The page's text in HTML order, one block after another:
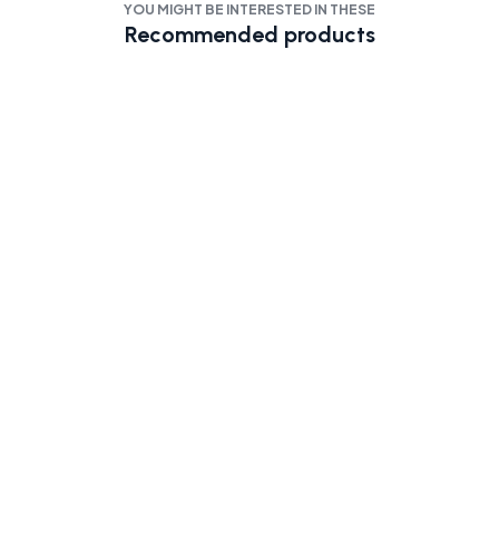
YOU MIGHT BE INTERESTED IN THESE
Recommended products